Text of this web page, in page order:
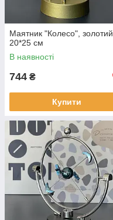
Маятник "Колесо", золотий,
20*25 см
В наявності
744 ₴
Купити